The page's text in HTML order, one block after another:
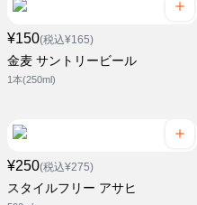
¥150(税込¥165)
金麦 サントリービール
1本(250ml)
¥250(税込¥275)
スタイルフリー アサヒ